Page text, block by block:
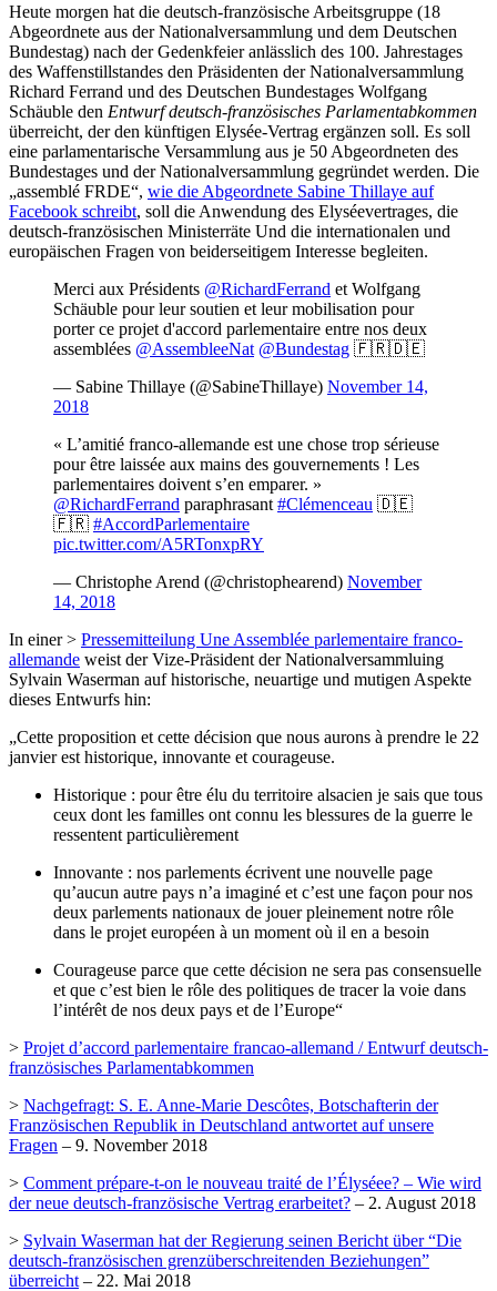
Heute morgen hat die deutsch-französische Arbeitsgruppe (18
Abgeordnete aus der Nationalversammlung und dem Deutschen
Bundestag) nach der Gedenkfeier anlässlich des 100. Jahrestages
des Waffenstillstandes den Präsidenten der Nationalversammlung
Richard Ferrand und des Deutschen Bundestages Wolfgang
Schäuble den Entwurf deutsch-französisches Parlamentabkommen
überreicht, der den künftigen Elysée-Vertrag ergänzen soll. Es soll
eine parlamentarische Versammlung aus je 50 Abgeordneten des
Bundestages und der Nationalversammlung gegründet werden. Die
„assemblé FRDE“, wie die Abgeordnete Sabine Thillaye auf
Facebook schreibt, soll die Anwendung des Elyséevertrages, die
deutsch-französischen Ministerräte Und die internationalen und
europäischen Fragen von beiderseitigem Interesse begleiten.
Merci aux Présidents @RichardFerrand et Wolfgang
Schäuble pour leur soutien et leur mobilisation pour
porter ce projet d'accord parlementaire entre nos deux
assemblées @AssembleeNat @Bundestag 🇫🇷🇩🇪
— Sabine Thillaye (@SabineThillaye) November 14,
2018
« L’amitié franco-allemande est une chose trop sérieuse
pour être laissée aux mains des gouvernements ! Les
parlementaires doivent s’en emparer. »
@RichardFerrand paraphrasant #Clémenceau 🇩🇪
🇫🇷 #AccordParlementaire
pic.twitter.com/A5RTonxpRY
— Christophe Arend (@christophearend) November
14, 2018
In einer > Pressemitteilung Une Assemblée parlementaire franco-
allemande weist der Vize-Präsident der Nationalversammluing
Sylvain Waserman auf historische, neuartige und mutigen Aspekte
dieses Entwurfs hin:
„Cette proposition et cette décision que nous aurons à prendre le 22
janvier est historique, innovante et courageuse.
Historique : pour être élu du territoire alsacien je sais que tous
ceux dont les familles ont connu les blessures de la guerre le
ressentent particulièrement
Innovante : nos parlements écrivent une nouvelle page
qu’aucun autre pays n’a imaginé et c’est une façon pour nos
deux parlements nationaux de jouer pleinement notre rôle
dans le projet européen à un moment où il en a besoin
Courageuse parce que cette décision ne sera pas consensuelle
et que c’est bien le rôle des politiques de tracer la voie dans
l’intérêt de nos deux pays et de l’Europe“
> Projet d’accord parlementaire francao-allemand / Entwurf deutsch-
französisches Parlamentabkommen
> Nachgefragt: S. E. Anne-Marie Descôtes, Botschafterin der
Französischen Republik in Deutschland antwortet auf unsere
Fragen – 9. November 2018
> Comment prépare-t-on le nouveau traité de l’Élyséee? – Wie wird
der neue deutsch-französische Vertrag erarbeitet? – 2. August 2018
> Sylvain Waserman hat der Regierung seinen Bericht über “Die
deutsch-französischen grenzüberschreitenden Beziehungen”
überreicht – 22. Mai 2018